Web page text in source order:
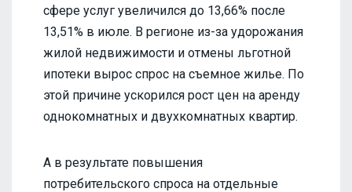
сфере услуг увеличился до 13,66% после
13,51% в июле. В регионе из-за удорожания
жилой недвижимости и отмены льготной
ипотеки вырос спрос на съемное жилье. По
этой причине ускорился рост цен на аренду
однокомнатных и двухкомнатных квартир.
А в результате повышения
потребительского спроса на отдельные